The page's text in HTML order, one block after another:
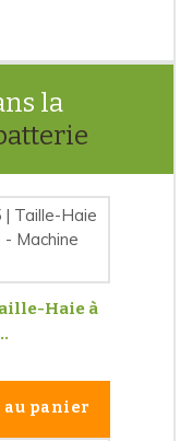
la
batterie
Haie à
au panier